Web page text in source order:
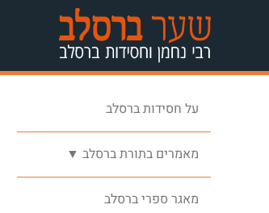
על חסידות ברסלב
מאמרים בתורת ברסלב ▼
מאגר ספרי ברסלב